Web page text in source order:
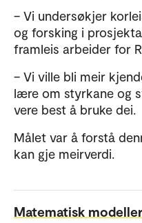
– Vi undersøkjer
og forsking i
framleis arbeider for
– Vi ville bli meir
lære om styrkane og
vere best å bruke dei.
Målet var å forstå
kan gje meirverdi.
Matematisk